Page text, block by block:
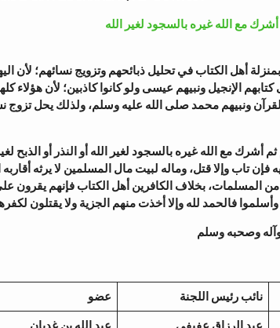
مع الله غيره بالسجود لغير الله
أهل الكتاب في تحليل ذبائحهم وتزويج نسائهم؛ لأن
الإنجيل ونبيهم عيسى ولو كانوا كاذبين؛ لأن هؤلاء
ونبيهم محمد صلى الله عليه وسلم، ولذلك يحل تزوج
مع الله غيره بالسجود لغير الله أو النذر أو الذبح
فإن تاب وإلا قتل، وماله لبيت مال المسلمين لا يرثه
بخلاف الكافرين أهل الكتاب فإنهم يقرون
عضو نائب رئيس اللجنة